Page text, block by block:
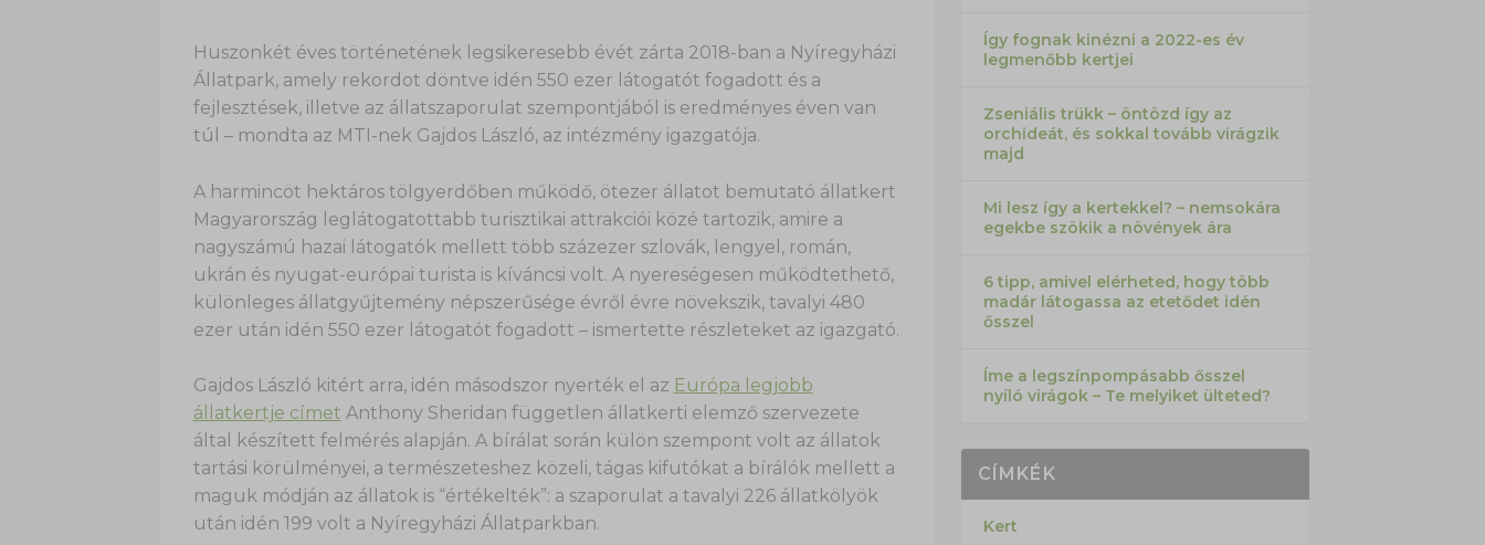
Huszonkét éves történetének legsikeresebb évét zárta 2018-ban a Nyíregyházi
Állatpark, amely rekordot döntve idén 550 ezer látogatót fogadott és a
fejlesztések, illetve az állatszaporulat szempontjából is eredményes éven van
túl – mondta az MTI-nek Gajdos László, az intézmény igazgatója.
A harmincöt hektáros tölgyerdőben működő, ötezer állatot bemutató állatkert
Magyarország leglátogatottabb turisztikai attrakciói közé tartozik, amire a
nagyszámú hazai látogatók mellett több százezer szlovák, lengyel, román,
ukrán és nyugat-európai turista is kíváncsi volt. A nyereségesen működtethető,
különleges állatgyűjtemény népszerűsége évről évre növekszik, tavalyi 480
ezer után idén 550 ezer látogatót fogadott – ismertette részleteket az igazgató.
Gajdos László kitért arra, idén másodszor nyerték el az Európa legjobb
állatkertje címet Anthony Sheridan független állatkerti elemző szervezete
által készített felmérés alapján. A bírálat során külön szempont volt az állatok
tartási körülményei, a természeteshez közeli, tágas kifutókat a bírálók mellett a
maguk módján az állatok is “értékelték”: a szaporulat a tavalyi 226 állatkölyök
után idén 199 volt a Nyíregyházi Állatparkban.
Így fognak kinézni a 2022-es év
legmenőbb kertjei
Zseniális trükk – öntözd így az
orchideát, és sokkal tovább virágzik
majd
Mi lesz így a kertekkel? – nemsokára
egekbe szökik a növények ára
6 tipp, amivel elérheted, hogy több
madár látogassa az etetődet idén
ősszel
Íme a legszínpompásabb ősszel
nyíló virágok – Te melyiket ülteted?
CÍMKÉK
Kert